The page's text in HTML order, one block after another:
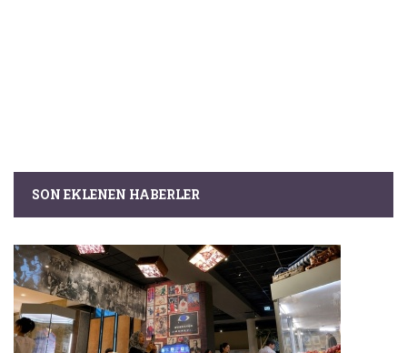
SON EKLENEN HABERLER